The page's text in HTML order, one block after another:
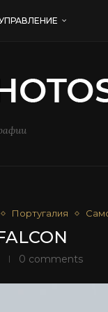
Португалия
0 comments